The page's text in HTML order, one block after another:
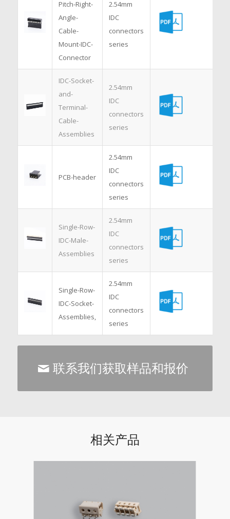
Pitch-Right-
Angle-
Cable-
Mount-IDC-
Connector
2.54mm
IDC
connectors
series
IDC-Socket-
and-
Terminal-
Cable-
Assemblies
2.54mm
IDC
connectors
series
PCB-header
2.54mm
IDC
connectors
series
Single-Row-
IDC-Male-
Assemblies
2.54mm
IDC
connectors
series
Single-Row-
IDC-Socket-
Assemblies,
2.54mm
IDC
connectors
series
联系我们获取样品和报价
相关产品